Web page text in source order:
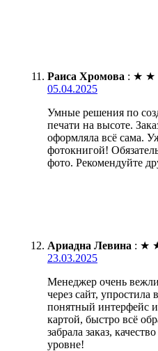
Раиса Хромова : ★ ★
05.04.2025
Умные решения по
печати на высоте.
оформляла всё сама.
фотокнигой!
фото. Рекомендуйте
Ариадна Левина : ★
23.03.2025
Менеджер очень
через сайт,
понятный интерфейс
картой, быстро всё
забрала заказ,
уровне!